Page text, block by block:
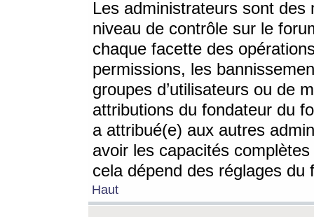
Les administrateurs sont
niveau de contrôle sur le
chaque facette des
permissions, les
groupes d’utilisateurs ou de
attributions du fondateur du
a attribué(e) aux autres
avoir les capacités
cela dépend des réglages du
Haut